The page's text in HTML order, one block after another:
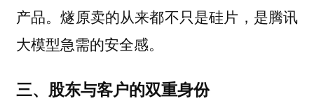
产品。燧原卖的从来都不只是硅片，是腾讯
大模型急需的安全感。
三、股东与客户的双重身份